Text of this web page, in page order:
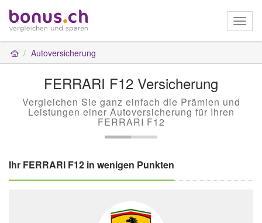
Autoversicherung
FERRARI F12 Versicherung
Vergleichen Sie ganz einfach die Prämien und
Leistungen einer Autoversicherung für Ihren
FERRARI F12
Ihr FERRARI F12 in wenigen Punkten